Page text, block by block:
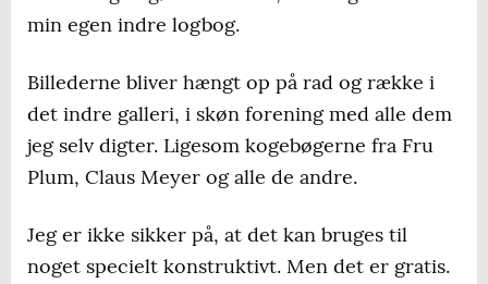
min egen indre logbog.
Billederne bliver hængt op på rad og række i
det indre galleri, i skøn forening med alle dem
jeg selv digter. Ligesom kogebøgerne fra Fru
Plum, Claus Meyer og alle de andre.
Jeg er ikke sikker på, at det kan bruges til
noget specielt konstruktivt. Men det er gratis.